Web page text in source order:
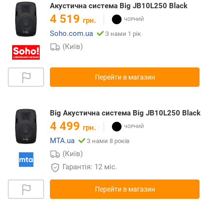
Акустична система Big JB10L250 Black
4 519 грн.
Soho.com.ua
З нами 1 рік
(Київ)
Перейти в магазин
Big Акустична система Big JB10L250 Black
4 499 грн.
MTA.ua
З нами 8 років
(Київ)
Гарантія: 12 міс.
Перейти в магазин